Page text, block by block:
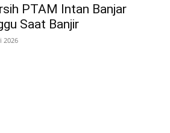
PTAM Intan Banjar
Saat Banjir
2026